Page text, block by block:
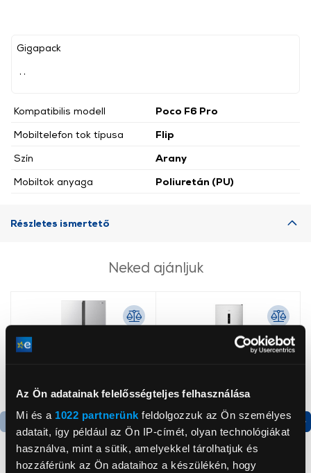
Az Ön adatainak felelősségteljes felhasználása
Mi és a 1022 partnerünk feldolgozzuk az Ön személyes
adatait, így például az Ön IP-címét, olyan technológiákat
használva, mint a sütik, amelyekkel tárolhatjuk és
hozzáférünk az Ön adataihoz a készülékén, hogy
Gigapack
Kompatibilis modell
Poco F6 Pro
Mobiltelefon tok típusa
Flip
Szín
Arany
Mobiltok anyaga
Poliuretán (PU)
Részletes ismertető
Neked ajánljuk
Termék adatlap